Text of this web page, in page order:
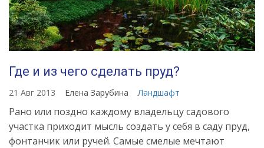
Где и из чего сделать пруд?
21 Авг 2013 Елена Зарубина Ландшафт
Рано или поздно каждому владельцу садового
участка приходит мысль создать у себя в саду пруд,
фонтанчик или ручей. Самые смелые мечтают